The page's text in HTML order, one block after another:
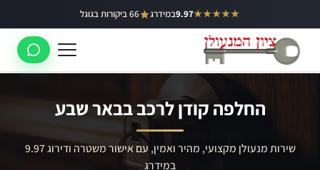
לתוכן
★★★★★
9.97במידרג 66 ביקורות בגוגל באר יעקב
ראשון לציון
לוד
רמלה
החלפה קודן לרכב בבאר שבע
שירות מנעולן מקצועי, מהיר ואמין, עם אישור משטרה ודירוג 9.97
במידרג